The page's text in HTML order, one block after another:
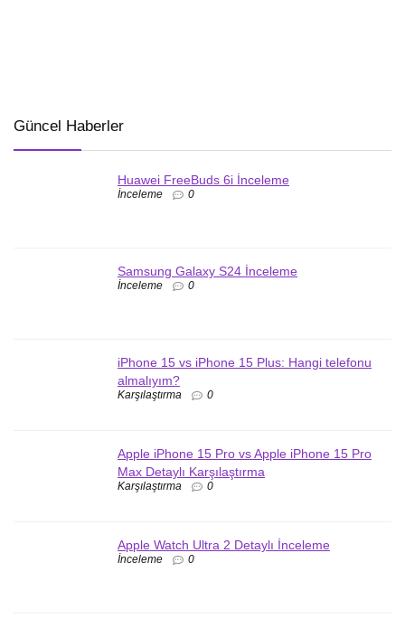
Güncel Haberler
Huawei FreeBuds 6i İnceleme
İnceleme 0
Samsung Galaxy S24 İnceleme
İnceleme 0
iPhone 15 vs iPhone 15 Plus: Hangi telefonu
almalıyım?
Karşılaştırma 0
Apple iPhone 15 Pro vs Apple iPhone 15 Pro
Max Detaylı Karşılaştırma
Karşılaştırma 0
Apple Watch Ultra 2 Detaylı İnceleme
İnceleme 0